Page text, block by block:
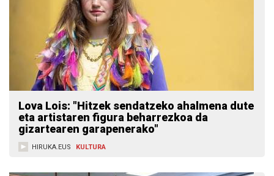
Lova Lois: "Hitzek sendatzeko ahalmena dute
eta artistaren figura beharrezkoa da
gizartearen garapenerako"
HIRUKA.EUS KULTURA